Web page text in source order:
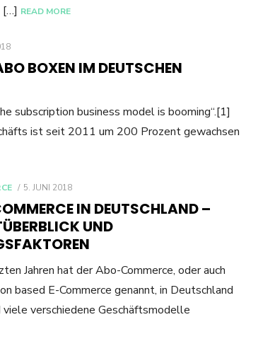
[…] READ MORE
BOXEN IM DEUTSCHEN
subscription business model is booming“.[1]
ist seit 2011 um 200 Prozent gewachsen
POSTED
5. JUNI 2018
IN DEUTSCHLAND –
UND
Jahren hat der Abo-Commerce, oder auch
based E-Commerce genannt, in Deutschland
verschiedene Geschäftsmodelle